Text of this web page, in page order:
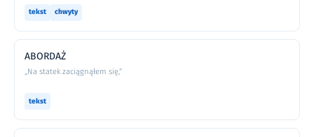
tekst chwyty
ABORDAŻ
„Na statek zaciągnąłem się,”
tekst